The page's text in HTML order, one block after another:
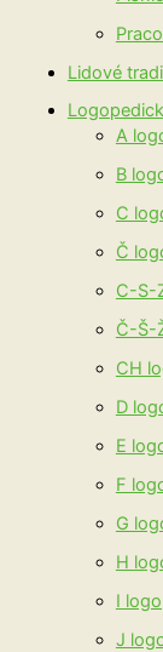
Lidové
A
B
C
Č
C-S-
Č-Š-
CH
D
E
F
G
H
I
J